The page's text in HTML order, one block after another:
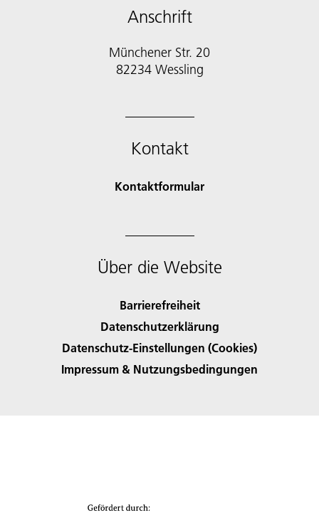
Anschrift
Münchener Str. 20
82234 Wessling
Kontakt
Kontaktformular
Über die Website
Barrierefreiheit
Datenschutzerklärung
Datenschutz-Einstellungen (Cookies)
Impressum & Nutzungsbedingungen